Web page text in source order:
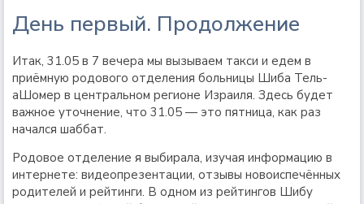
День первый. Продолжение
Итак, 31.05 в 7 вечера мы вызываем такси и едем в
приёмную родового отделения больницы Шиба Тель-
аШомер в центральном регионе Израиля. Здесь будет
важное уточнение, что 31.05 — это пятница, как раз
начался шаббат.
Родовое отделение я выбирала, изучая информацию в
интернете: видеопрезентации, отзывы новоиспечённых
родителей и рейтинги. В одном из рейтингов Шибу